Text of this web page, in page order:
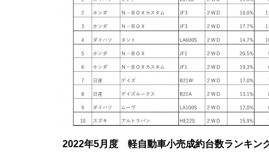
2022年5月度 軽自動車小売成約台数ランキン